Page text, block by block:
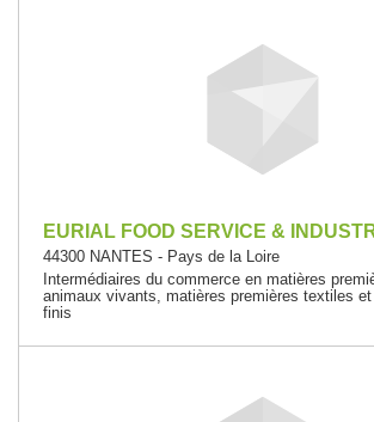
EURIAL FOOD SERVICE &
44300 NANTES - Pays de la Loire
Intermédiaires du commerce en matières
animaux vivants, matières premières textiles
finis